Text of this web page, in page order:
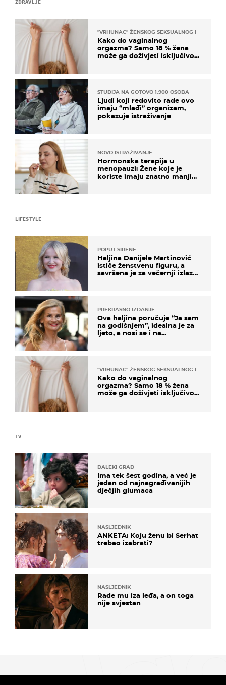
ZDRAVLJE
"VRHUNAC" ŽENSKOG SEKSUALNOG ISKUSTVA
Kako do vaginalnog
orgazma? Samo 18 % žena
može ga doživjeti isključivo
STUDIJA NA GOTOVO 1.900 OSOBA
Ljudi koji redovito rade ovo
imaju “mlađi” organizam,
pokazuje istraživanje
NOVO ISTRAŽIVANJE
Hormonska terapija u
menopauzi: Žene koje je
koriste imaju znatno manji
TV
DALEKI GRAD
Ima tek šest godina, a već je
jedan od najnagrađivanijih
dječjih glumaca
NASLJEDNIK
ANKETA: Koju ženu bi Serhat
trebao izabrati?
NASLJEDNIK
Rade mu iza leđa, a on toga
nije svjestan
LIFESTYLE
POPUT SIRENE
Haljina Danijele Martinović
ističe ženstvenu figuru, a
savršena je za večernji izlazak
PREKRASNO IZDANJE
Ova haljina poručuje “Ja sam
na godišnjem”, idealna je za
ljeto, a nosi se i na
"VRHUNAC" ŽENSKOG SEKSUALNOG ISKUSTVA
Kako do vaginalnog
orgazma? Samo 18 % žena
može ga doživjeti isključivo